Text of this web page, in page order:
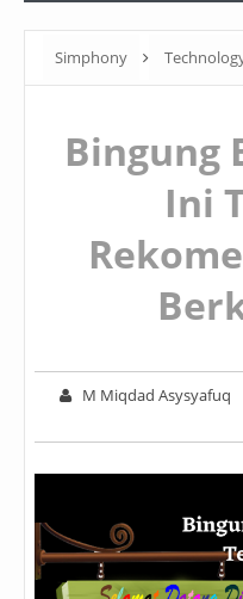
Simphony
Bingung
Ini
M Miqdad Asysyafuq